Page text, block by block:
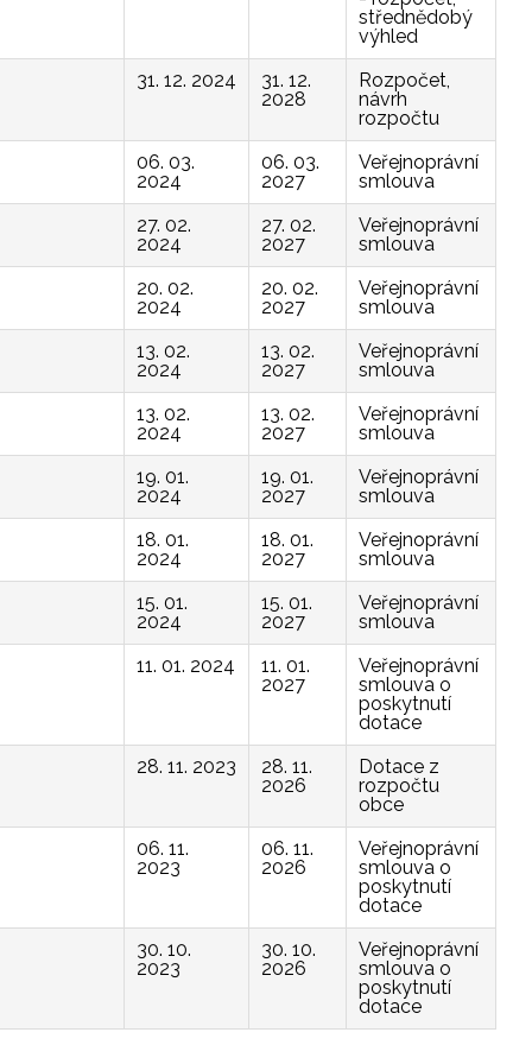
střednědobý
výhled
31. 12. 2024
31. 12.
2028
Rozpočet,
návrh
rozpočtu
06. 03.
2024
06. 03.
2027
Veřejnoprávní
smlouva
27. 02.
2024
27. 02.
2027
Veřejnoprávní
smlouva
20. 02.
2024
20. 02.
2027
Veřejnoprávní
smlouva
13. 02.
2024
13. 02.
2027
Veřejnoprávní
smlouva
13. 02.
2024
13. 02.
2027
Veřejnoprávní
smlouva
19. 01.
2024
19. 01.
2027
Veřejnoprávní
smlouva
18. 01.
2024
18. 01.
2027
Veřejnoprávní
smlouva
15. 01.
2024
15. 01.
2027
Veřejnoprávní
smlouva
11. 01. 2024
11. 01.
2027
Veřejnoprávní
smlouva o
poskytnutí
dotace
28. 11. 2023
28. 11.
2026
Dotace z
rozpočtu
obce
06. 11.
2023
06. 11.
2026
Veřejnoprávní
smlouva o
poskytnutí
dotace
30. 10.
2023
30. 10.
2026
Veřejnoprávní
smlouva o
poskytnutí
dotace